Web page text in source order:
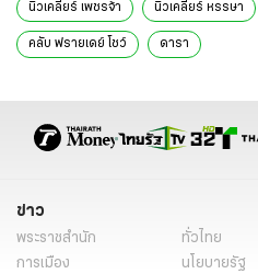
นิวเคลียร์ เพชรจ้า นิวเคลียร์ หรรษา
คลับ ฟรายเดย์ โชว์ ดารา
ข่าว
พระราชสำนัก ทั่วไทย
การเมือง
นโยบายรัฐ